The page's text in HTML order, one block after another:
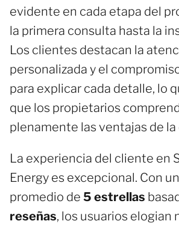
evidente en cada etapa del
la primera consulta hasta la
Los clientes destacan la
personalizada y el
para explicar cada detalle, lo
que los propietarios
plenamente las ventajas de la
La experiencia del cliente en
Energy es excepcional. Con
promedio de 5 estrellas
reseñas, los usuarios elogian